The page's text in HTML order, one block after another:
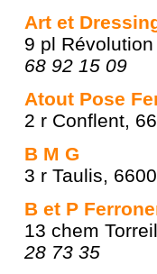
Art et
9 pl
68 92 15 09
Atout Pose
2 r Conflent,
B M G
3 r Taulis,
B et P
13 chem
28 73 35